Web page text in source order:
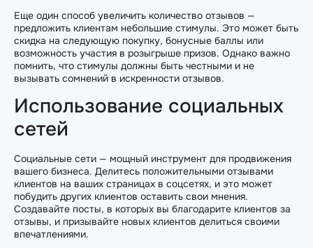
Еще один способ увеличить количество отзывов —
предложить клиентам небольшие стимулы. Это может быть
скидка на следующую покупку, бонусные баллы или
возможность участия в розыгрыше призов. Однако важно
помнить, что стимулы должны быть честными и не
вызывать сомнений в искренности отзывов.
Использование социальных
сетей
Социальные сети — мощный инструмент для продвижения
вашего бизнеса. Делитесь положительными отзывами
клиентов на ваших страницах в соцсетях, и это может
побудить других клиентов оставить свои мнения.
Создавайте посты, в которых вы благодарите клиентов за
отзывы, и призывайте новых клиентов делиться своими
впечатлениями.